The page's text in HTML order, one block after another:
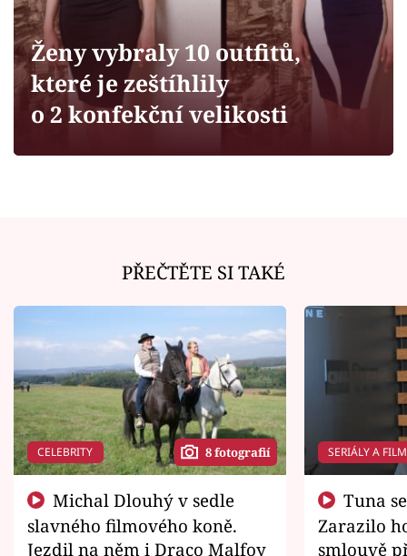
Sledujte prima+
Filmový festival Karlovy Vary
Sledujte nás
Ženy vybraly 10 outfitů,
které je zeštíhlily
o 2 konfekční velikosti
PŘEČTĚTE SI TAKÉ
CELEBRITY 8 fotografií
slavného filmového koně.
Jezdil na něm i Draco Malfoy
SERIÁLY A
Zarazilo
smlouvě